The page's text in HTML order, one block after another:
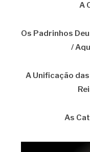
A
Os Padrinhos
/
A Unificação
As